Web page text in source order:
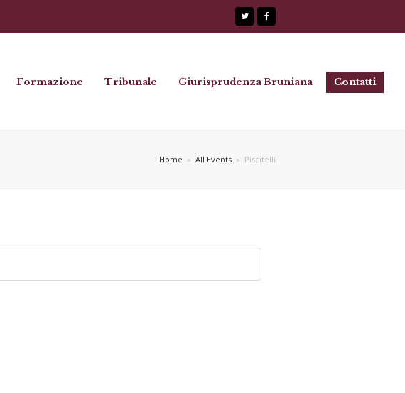
Twitter
Formazione Tribunale Giurisprudenza Bruniana Contatti
Home » All Events » Piscitelli